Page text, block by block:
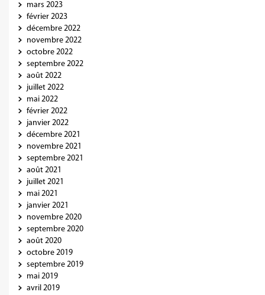
mars 2023
février 2023
décembre 2022
novembre 2022
octobre 2022
septembre 2022
août 2022
juillet 2022
mai 2022
février 2022
janvier 2022
décembre 2021
novembre 2021
septembre 2021
août 2021
juillet 2021
mai 2021
janvier 2021
novembre 2020
septembre 2020
août 2020
octobre 2019
septembre 2019
mai 2019
avril 2019